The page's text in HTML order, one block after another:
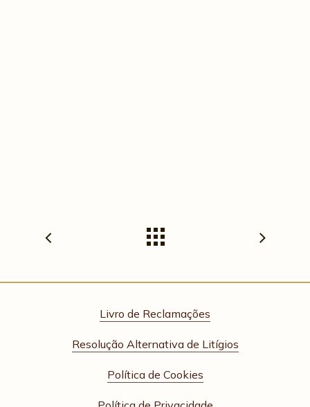
Livro de Reclamações
Resolução Alternativa de Litígios
Política de Cookies